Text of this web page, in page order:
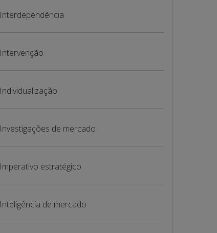
Interdependência
Intervenção
Individualização
Investigações de mercado
Imperativo estratégico
Inteligência de mercado